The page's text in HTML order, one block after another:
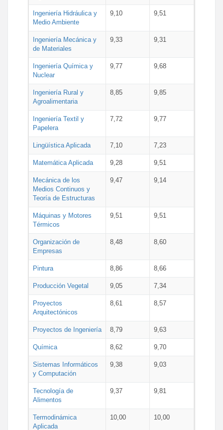
Ingeniería Hidráulica y
Medio Ambiente
9,10 9,51
Ingeniería Mecánica y
de Materiales
9,33 9,31
Ingeniería Química y
Nuclear
9,77 9,68
Ingeniería Rural y
Agroalimentaria
8,85 9,85
Ingeniería Textil y
Papelera
7,72 9,77
Lingüística Aplicada 7,10 7,23
Matemática Aplicada 9,28 9,51
Mecánica de los
Medios Continuos y
Teoría de Estructuras
9,47 9,14
Máquinas y Motores
Térmicos
9,51 9,51
Organización de
Empresas
8,48 8,60
Pintura 8,86 8,66
Producción Vegetal 9,05 7,34
Proyectos
Arquitectónicos
8,61 8,57
Proyectos de Ingeniería 8,79 9,63
Química 8,62 9,70
Sistemas Informáticos
y Computación
9,38 9,03
Tecnología de
Alimentos
9,37 9,81
Termodinámica
Aplicada
10,00 10,00